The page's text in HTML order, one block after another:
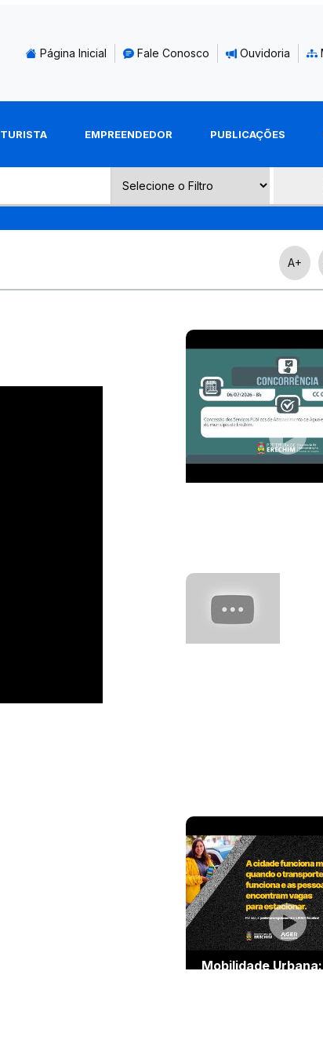
Página Inicial Fale Conosco Ouvidoria
TURISTA EMPREENDEDOR PUBLICAÇÕES
A+
Mobilidade